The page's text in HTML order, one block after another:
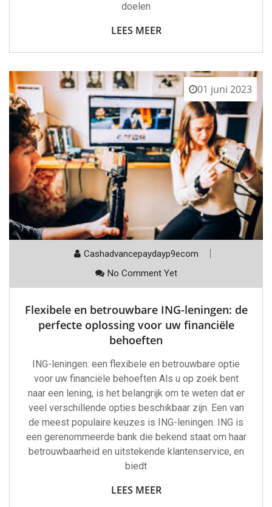
doelen
LEES MEER
01 juni 2023
Cashadvancepaydayp9ecom
No Comment Yet
Flexibele en betrouwbare ING-leningen: de
perfecte oplossing voor uw financiële
behoeften
ING-leningen: een flexibele en betrouwbare optie
voor uw financiële behoeften Als u op zoek bent
naar een lening, is het belangrijk om te weten dat er
veel verschillende opties beschikbaar zijn. Een van
de meest populaire keuzes is ING-leningen. ING is
een gerenommeerde bank die bekend staat om haar
betrouwbaarheid en uitstekende klantenservice, en
biedt
LEES MEER